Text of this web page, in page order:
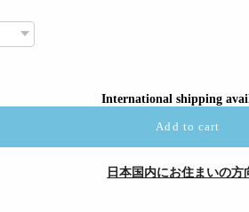
International shipping
Add to cart
日本国内にお住まいの方